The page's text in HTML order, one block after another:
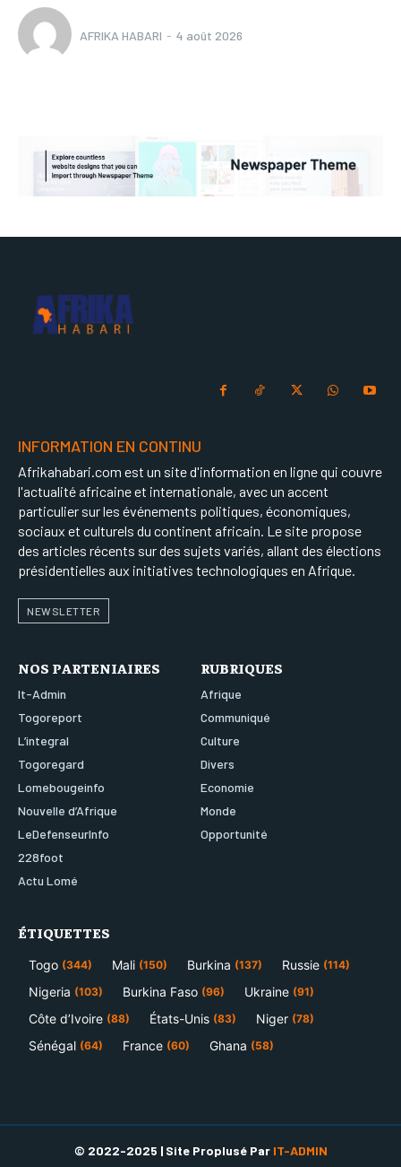
AFRIKA HABARI - 4 août 2026
INFORMATION EN CONTINU
Afrikahabari.com est un site d'information en ligne qui couvre
l'actualité africaine et internationale, avec un accent
particulier sur les événements politiques, économiques,
sociaux et culturels du continent africain. Le site propose
des articles récents sur des sujets variés, allant des élections
présidentielles aux initiatives technologiques en Afrique.
NEWSLETTER
NOS PARTENIAIRES
It-Admin
Togoreport
L’integral
Togoregard
Lomebougeinfo
Nouvelle d’Afrique
LeDefenseurInfo
228foot
Actu Lomé
RUBRIQUES
Afrique
Communiqué
Culture
Divers
Economie
Monde
Opportunité
ÉTIQUETTES
Togo (344) Mali (150) Burkina (137) Russie (114)
Nigeria (103) Burkina Faso (96) Ukraine (91)
Côte d’Ivoire (88) États-Unis (83) Niger (78)
Sénégal (64) France (60) Ghana (58)
© 2022-2025 | Site Proplusé Par IT-ADMIN